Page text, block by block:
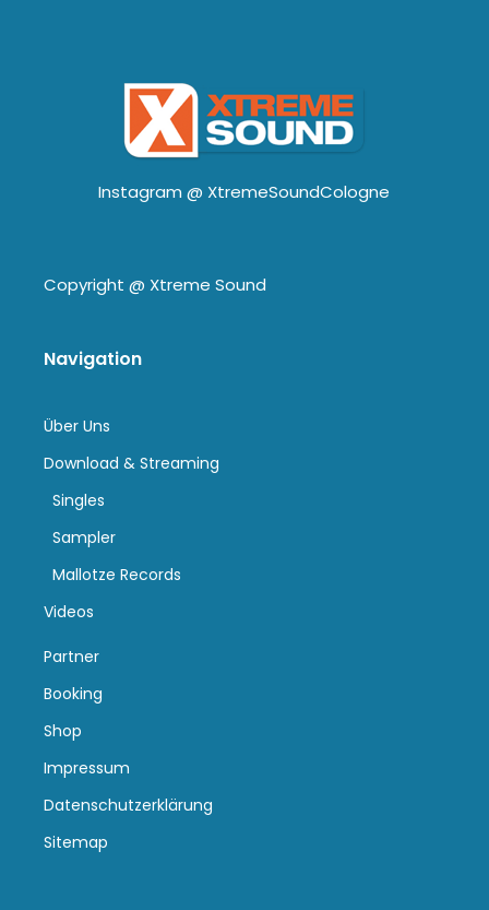
Instagram @ XtremeSoundCologne
Copyright @ Xtreme Sound
Navigation
Über Uns
Download & Streaming
Singles
Sampler
Mallotze Records
Videos
Partner
Booking
Shop
Impressum
Datenschutzerklärung
Sitemap